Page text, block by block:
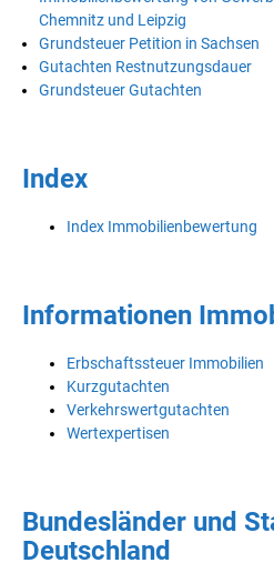
Chemnitz und Leipzig
Grundsteuer Petition in Sachsen
Gutachten Restnutzungsdauer
Grundsteuer Gutachten
Index
Index Immobilienbewertung
Informationen
Erbschaftssteuer Immobilien
Kurzgutachten
Verkehrswertgutachten
Wertexpertisen
Bundesländer und
Deutschland